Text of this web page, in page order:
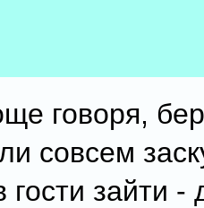
говоря,
совсем
зайти -